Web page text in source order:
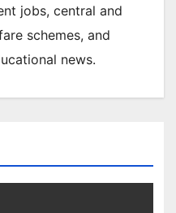
jobs, central and
schemes, and
news.